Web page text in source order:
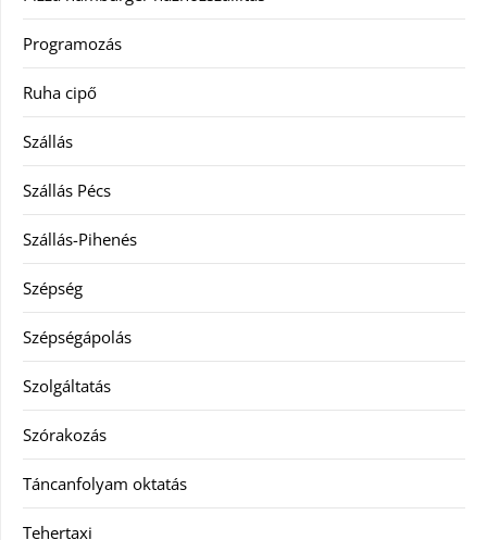
Programozás
Ruha cipő
Szállás
Szállás Pécs
Szállás-Pihenés
Szépség
Szépségápolás
Szolgáltatás
Szórakozás
Táncanfolyam oktatás
Tehertaxi